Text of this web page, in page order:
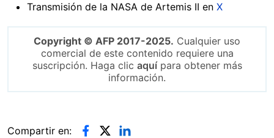
Transmisión de la NASA de Artemis II en X
Copyright © AFP 2017-2025. Cualquier uso
comercial de este contenido requiere una
suscripción. Haga clic aquípara obtener más
información.
Compartir en: